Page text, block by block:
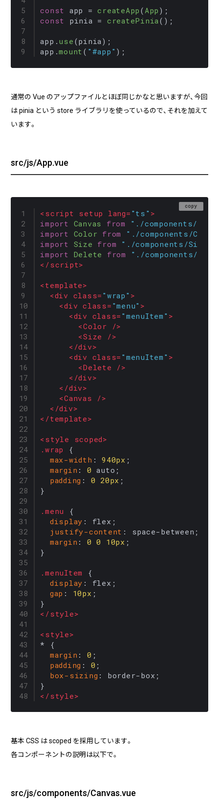
const app = createApp (App
const
pinia = createPinia();
app. use (pinia);
app.mount ( "#app"
通常の Vue のアップファイルとほぼ同じかなと思いますが、今回
は pinia という store ライブラリを使っているので、それを加えて
います。
src/js/App.vue
copy
< script setup lang= "ts" >
import
Canvas from
"./components/
import
Color from
"./components/
import
Size from
"./components/
import
Delete from
"./components/
</ script>
< template>
<div class= "wrap" >
<div class= "menu" >
<div class= "menuItem" >
<Color />
<Size
/>
</div>
<div class= "menuItem" >
<Delete />
</div>
</div>
<Canvas />
</div>
</template>
< style scoped>
.wrap
{
max-width : 940px ;
margin : 0 auto;
padding : 0 20px ;
}
.menu
{
display : flex;
justify-content : space-between;
margin : 0 0 10px ;
}
.menuItem
{
display : flex;
gap : 10px ;
</ style>
< style>
* {
margin : 0 ;
padding : 0 ;
box-sizing : border-box;
</ style>
基本 CSS は scoped を採用しています。
各コンポーネントの説明は以下で。
src/js/components/Canvas.vue